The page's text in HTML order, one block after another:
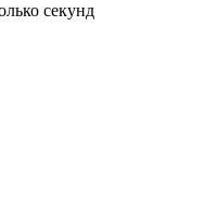
секунд